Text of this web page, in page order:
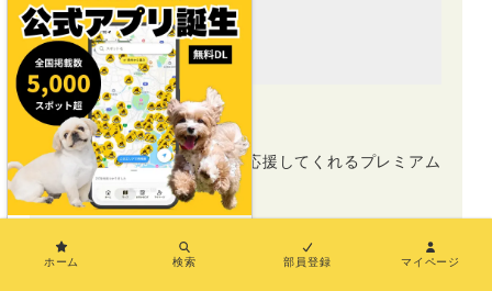
プレミアム部員募集中
おでかけわんこ部の活動を応援してくれるプレミアム
部員募集中！
プレミアム部員募集中
ホーム 検索 部員登録 マイページ